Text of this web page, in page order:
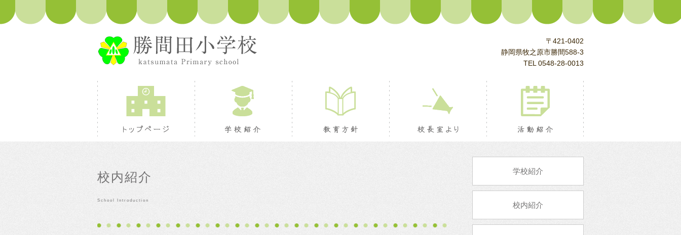
〒421-0402
静岡県牧之原市勝間588-3
TEL 0548-28-0013
トップページ 学校紹介 教育方針 校長室より 活動紹介
校内紹介
School Introduction
学校紹介
校内紹介